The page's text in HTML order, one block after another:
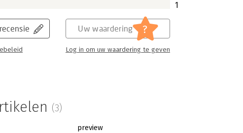
1
Uw waardering ?
Log in om uw waardering te geven
(3)
preview